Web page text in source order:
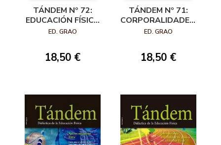
TÁNDEM Nº 72:
EDUCACIÓN FÍSICA
Y EDUCAÇÃO EM
ED. GRAO
18,50 €
TÁNDEM Nº 71:
CORPORALIDADES,
EMOCIONES Y
ED. GRAO
18,50 €